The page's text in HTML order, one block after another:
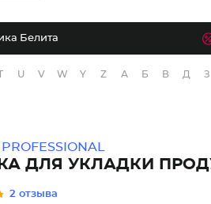
Белита
U V W Y Z А Б В Д З
ДЛЯ УКЛАДКИ
2 отзыва